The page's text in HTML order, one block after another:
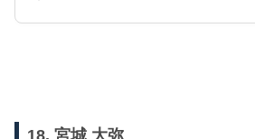
18. 宮城 大弥